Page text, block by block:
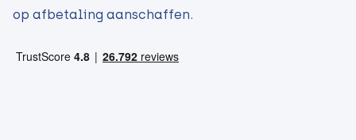
op afbetaling aanschaffen.